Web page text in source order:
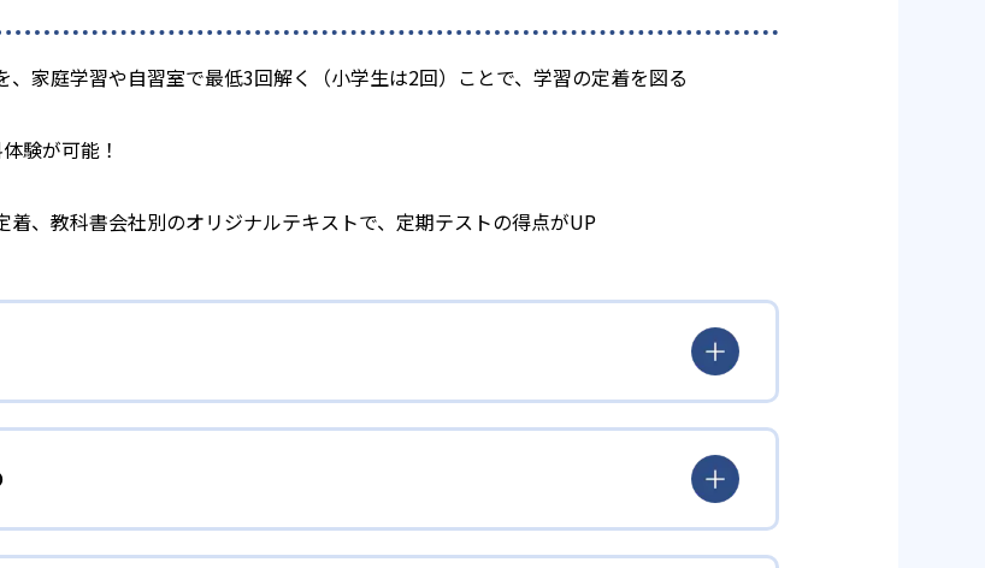
、家庭学習や自習室で最低3回解く（小学生は2回）ことで、学習の定着を図る
験が可能！
着、教科書会社別のオリジナルテキストで、定期テストの得点がUP
アップ
張りを見逃さず、ほめることで、子どものやる気を引き出すという学習方針をとっ
あった子どもでも、個別指導で解き方をマスターし、問題が解けたらほめること
とで、勉強・授業にどんどん前向きに取り組むように促している。
ども向け